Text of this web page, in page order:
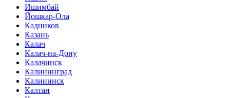
Ишимбай
Йошкар-Ола
Кадников
Казань
Калач
Калач-на-Дону
Калачинск
Калининград
Калининск
Калтан